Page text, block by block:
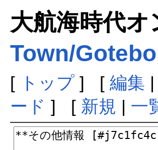
大航海時代
Town/
[ トップ] [ 編集 |
ード ] [ 新規 | 一